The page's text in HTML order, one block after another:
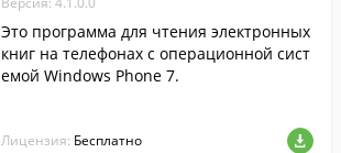
Это программа для чтения электронных
книг на телефонах с операционной сист
емой Windows Phone 7.
Лицензия: Бесплатно